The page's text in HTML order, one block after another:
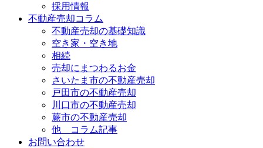
採用情報
不動産売却コラム
不動産売却の基礎知識
空き家・空き地
相続
売却にまつわるお金
さいたま市の不動産売却
戸田市の不動産売却
川口市の不動産売却
蕨市の不動産売却
他 コラム記事
お問い合わせ